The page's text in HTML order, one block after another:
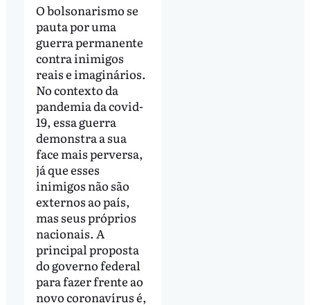
O bolsonarismo se
pauta por uma
guerra permanente
contra inimigos
reais e imaginários.
No contexto da
pandemia da covid-
19, essa guerra
demonstra a sua
face mais perversa,
já que esses
inimigos não são
externos ao país,
mas seus próprios
nacionais. A
principal proposta
do governo federal
para fazer frente ao
novo coronavírus é,